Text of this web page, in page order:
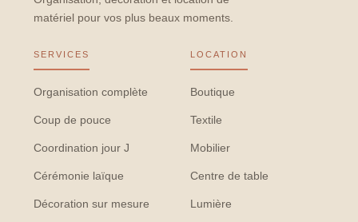
matériel pour vos plus beaux moments.
SERVICES
Organisation complète
Coup de pouce
Coordination jour J
Cérémonie laïque
Décoration sur mesure
LOCATION
Boutique
Textile
Mobilier
Centre de table
Lumière